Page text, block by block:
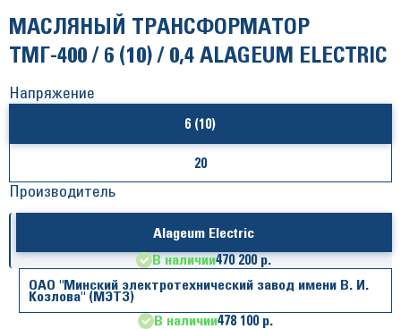
МАСЛЯНЫЙ ТРАНСФОРМАТОР
ТМГ-400 / 6 (10) / 0,4 ALAGEUM ELECTRIC
Напряжение
6 (10)
20
Производитель
Alageum Electric
В наличии470 200 р.
ОАО "Минский электротехнический завод имени В. И.
Козлова" (МЭТЗ)
В наличии478 100 р.